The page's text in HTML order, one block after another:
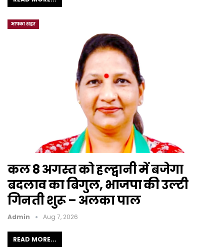
आपका शहर
कल 8 अगस्त को हल्द्वानी में बजेगा
बदलाव का बिगुल, भाजपा की उल्टी
गिनती शुरू – अलका पाल
Admin Aug 7, 2026
READ MORE...